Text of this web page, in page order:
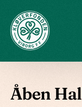
Åben Hal